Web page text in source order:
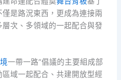
是路況東西，更成為連接兩
次、多領域的一起配合與發
一帶一路”倡議的主要組成部
區域一起配合、共建開放型經